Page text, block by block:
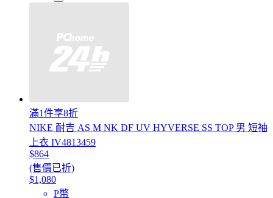
滿1件享8折
NIKE 耐吉 AS M NK DF UV HYVERSE SS TOP 男 短袖
上衣 IV4813459
$864
(售價已折)
$1,080
P幣